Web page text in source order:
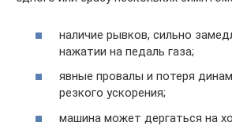
наличие рывков, сильно
нажатии на педаль газа;
явные провалы и потеря
резкого ускорения;
машина может дергаться на